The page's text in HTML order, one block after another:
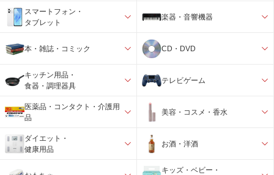
スマートフォン・
タブレット
楽器・音響機器
本・雑誌・コミック CD・DVD
キッチン用品・
食器・調理器具
テレビゲーム
医薬品・コンタクト・介護用
品
美容・コスメ・香水
ダイエット・
健康用品
お酒・洋酒
キッズ・ベビー・